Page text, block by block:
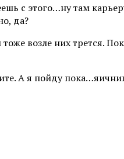
с этого…ну там
да?
возле них трется.
А я пойду